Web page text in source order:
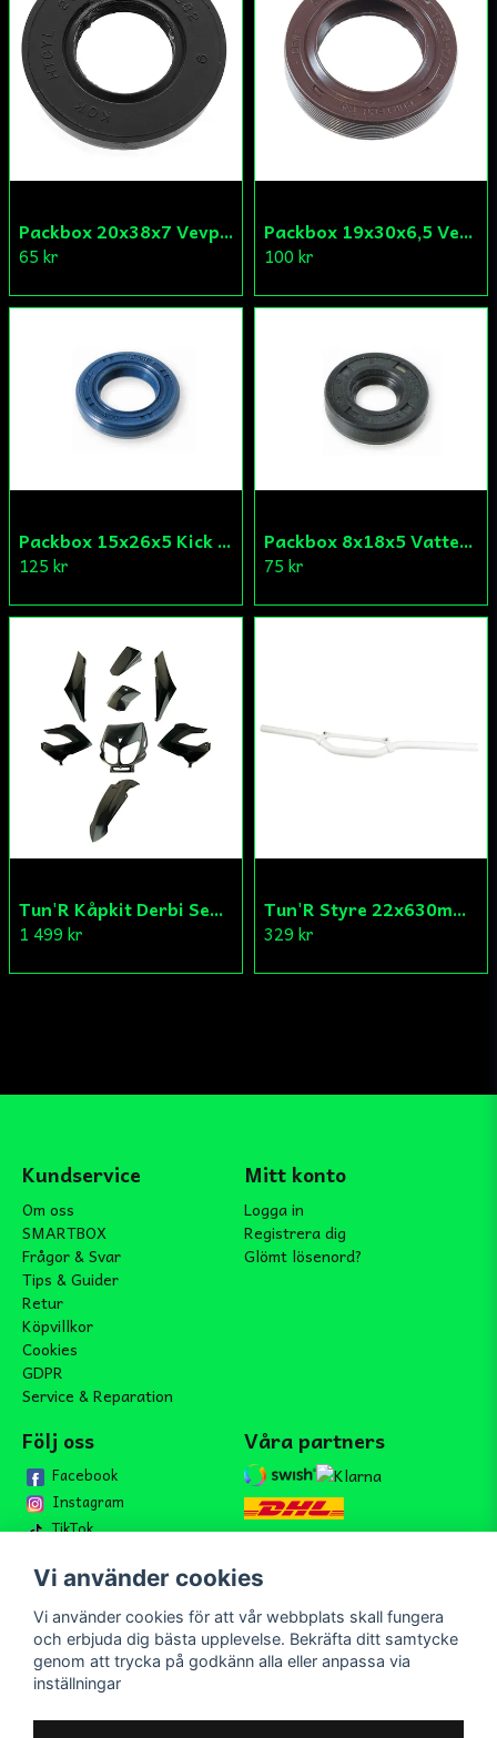
Packbox 20x38x7 Vevparti Derbi (original)
65 kr
Packbox 19x30x6,5 Vevparti Vä Aprilia/Derbi/Gilera (original)
100 kr
Packbox 15x26x5 Kick Aprilia/Derbi/Gilera (original)
125 kr
Packbox 8x18x5 Vattenpump Aprilia/Derbi/Gilera (original)
75 kr
Tun'R Kåpkit Derbi Senda
1 499 kr
Tun'R Styre 22x630mm Vit
329 kr
Kundservice
Om oss
SMARTBOX
Frågor & Svar
Tips & Guider
Retur
Köpvillkor
Cookies
GDPR
Service & Reparation
Mitt konto
Logga in
Registrera dig
Glömt lösenord?
Följ oss
Facebook
Instagram
TikTok
Våra partners
Bli medlem i vårt nyhetsbrev
email
Mejladress Skicka
Bli medlem i vårt nyhetsbrev och ta del av våra nyheter och
Vi använder cookies
Vi använder cookies för att vår webbplats skall fungera
och erbjuda dig bästa upplevelse. Bekräfta ditt samtycke
genom att trycka på godkänn alla eller anpassa via
inställningar